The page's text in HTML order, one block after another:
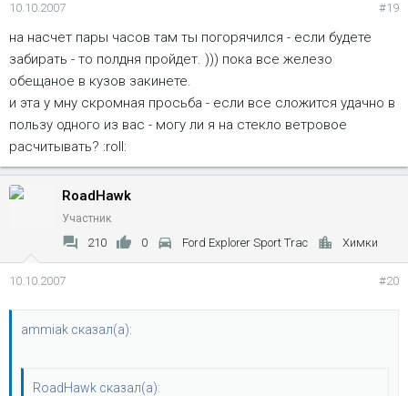
10.10.2007 #19
на насчет пары часов там ты погорячился - если будете
забирать - то полдня пройдет. ))) пока все железо
обещаное в кузов закинете.
и эта у мну скромная просьба - если все сложится удачно в
пользу одного из вас - могу ли я на стекло ветровое
расчитывать? :roll:
RoadHawk
Участник
210 0 Ford Explorer Sport Trac Химки
10.10.2007 #20
ammiak сказал(а):
RoadHawk сказал(а):